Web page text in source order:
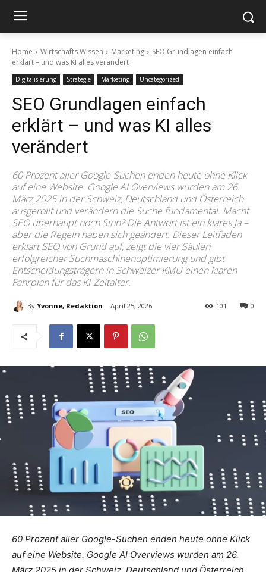
Home Wirtschafts Wissen Marketing
SEO Grundlagen einfach
erklärt – und was KI alles verändert
Digitalisierung Strategie Marketing Uncategorized
SEO Grundlagen einfach
erklärt – und was KI alles
verändert
60 Prozent aller Google-Suchen enden heute ohne Klick
auf eine Website. Google AI Overviews wurden am 26.
März 2025 in der Schweiz, Deutschland und Österreich
ausgerollt und verändern die Suche fundamental. Macht
SEO überhaupt noch Sinn? Die Antwort ist ein klares Ja –
aber die Regeln haben sich geändert. Dieser Leitfaden
erklärt SEO von Grund auf, zeigt die vier Säulen
erfolgreicher Suchmaschinenoptimierung und gibt
Entscheidungsträgern in Schweizer KMU einen klaren
Fahrplan für das KI-Zeitalter.
By Yvonne, Redaktion April 25, 2026 0
101
60 Prozent aller Google-Suchen enden heute ohne Klick
auf eine Website. Google AI Overviews wurden am 26.